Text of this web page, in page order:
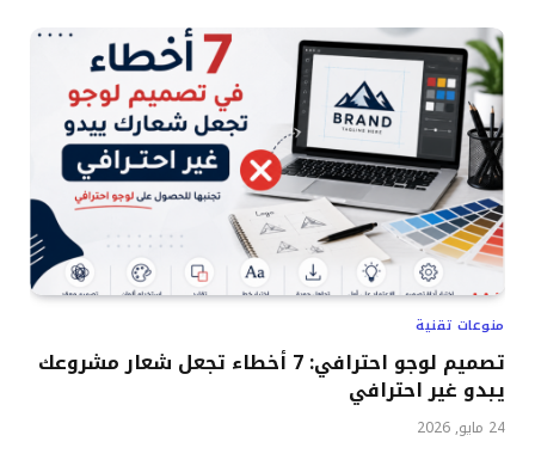
منوعات تقنية
تصميم لوجو احترافي: 7 أخطاء تجعل شعار مشروعك
يبدو غير احترافي
24 مايو, 2026